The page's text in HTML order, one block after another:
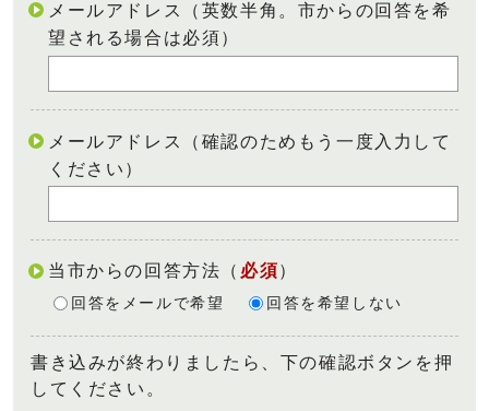
メールアドレス（英数半角。市からの回答を希
望される場合は必須）
メールアドレス（確認のためもう一度入力して
ください）
当市からの回答方法 （ 必須）
回答をメールで希望 回答を希望しない
書き込みが終わりましたら、下の確認ボタンを押
してください。